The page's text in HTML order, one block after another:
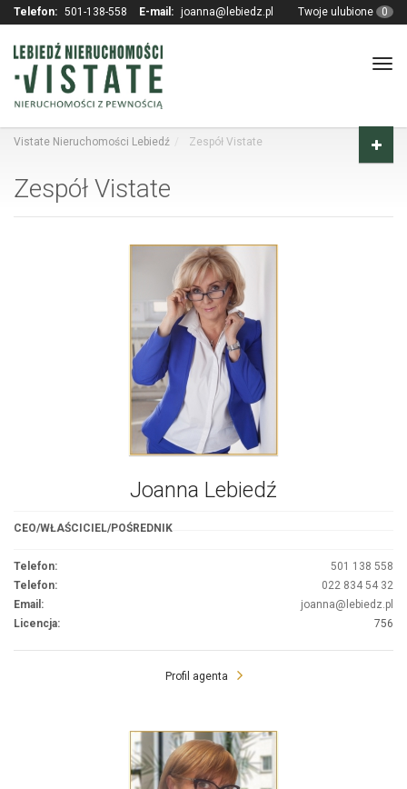
Telefon: 501-138-558 E-mail: joanna@lebiedz.pl Twoje ulubione 0
Vistate Nieruchomości Lebiedź Zespół Vistate
Zespół Vistate
Joanna Lebiedź
CEO/WŁAŚCICIEL/POŚREDNIK
Telefon:
501 138 558
Telefon:
022 834 54 32
Email:
joanna@lebiedz.pl
Licencja:
756
Profil agenta